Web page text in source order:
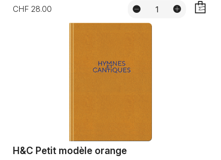
CHF 28.00
H&C Petit modèle orange